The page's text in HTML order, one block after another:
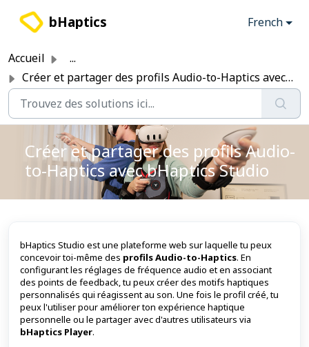
bHaptics French
Accueil
...
Créer et partager des profils Audio-to-Haptics avec bHapt...
Créer et partager des profils Audio-
to-Haptics avec bHaptics Studio
bHaptics Studio est une plateforme web sur laquelle tu peux
concevoir toi-même des profils Audio-to-Haptics. En
configurant les réglages de fréquence audio et en associant
des points de feedback, tu peux créer des motifs haptiques
personnalisés qui réagissent au son. Une fois le profil créé, tu
peux l'utiliser pour améliorer ton expérience haptique
personnelle ou le partager avec d'autres utilisateurs via
bHaptics Player.